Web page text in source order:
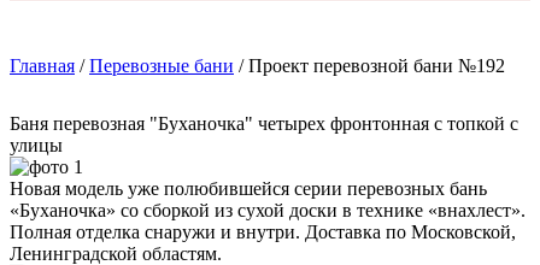
Главная /Перевозные бани /Проект перевозной бани №192
Баня перевозная "Буханочка" четырех фронтонная с топкой с
улицы
Новая модель уже полюбившейся серии перевозных бань
«Буханочка» со сборкой из сухой доски в технике «внахлест».
Полная отделка снаружи и внутри. Доставка по Московской,
Ленинградской областям.